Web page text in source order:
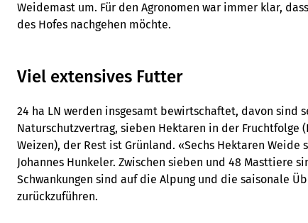
Weidemast um. Für den Agronomen war immer klar,
des Hofes nachgehen möchte.
Viel extensives Futter
24 ha LN werden insgesamt bewirtschaftet, davon sind
Naturschutzvertrag, sieben Hektaren in der Fruchtfolge
Weizen), der Rest ist Grünland. «Sechs Hektaren
Johannes Hunkeler. Zwischen sieben und 48 Masttiere
Schwankungen sind auf die Alpung und die saisonale
zurückzuführen.